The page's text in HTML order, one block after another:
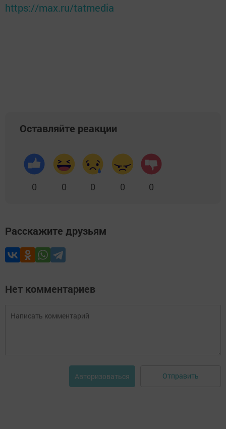
https://max.ru/tatmedia
Оставляйте реакции
0 0 0 0 0
Расскажите друзьям
Нет комментариев
Авторизоваться Отправить